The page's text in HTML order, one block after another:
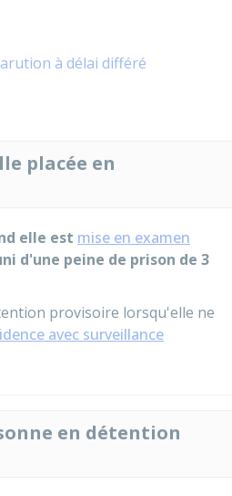
à délai différé
placée en
elle est mise en examen
d'une peine de prison de 3
provisoire lorsqu'elle ne
avec surveillance
en détention